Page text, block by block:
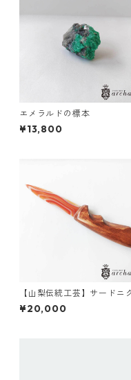
エメラルドの標本
¥13,800
【山梨伝統工芸】サードニ
スのペーパーナイフ
¥20,000